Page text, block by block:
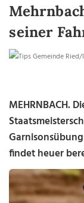
seiner
MEHRNBACH.
findet heuer